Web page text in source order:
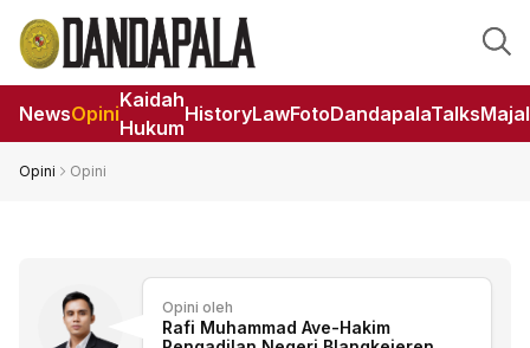
NewsOpini
Kaidah
Hukum
HistoryLawFotoDandapalaTalks
Opini Opini
Opini oleh
Rafi Muhammad Ave-Hakim